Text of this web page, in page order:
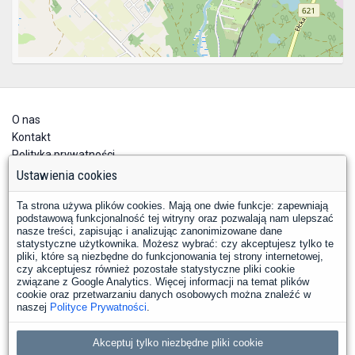
O nas
Kontakt
Polityka prywatności
Deklaracja dostępności
FacebookLinkedIn
X InstagramYouTube
Copyright © 2026 PKP Polskie Linie Kolejowe S.A.
Ustawienia cookies
Ta strona używa plików cookies. Mają one dwie funkcje: zapewniają
podstawową funkcjonalność tej witryny oraz pozwalają nam ulepszać
nasze treści, zapisując i analizując zanonimizowane dane
statystyczne użytkownika. Możesz wybrać: czy akceptujesz tylko te
pliki, które są niezbędne do funkcjonowania tej strony internetowej,
czy akceptujesz również pozostałe statystyczne pliki cookie
związane z Google Analytics. Więcej informacji na temat plików
cookie oraz przetwarzaniu danych osobowych można znaleźć w
naszej Polityce Prywatności.
Akceptuj tylko niezbędne pliki cookie